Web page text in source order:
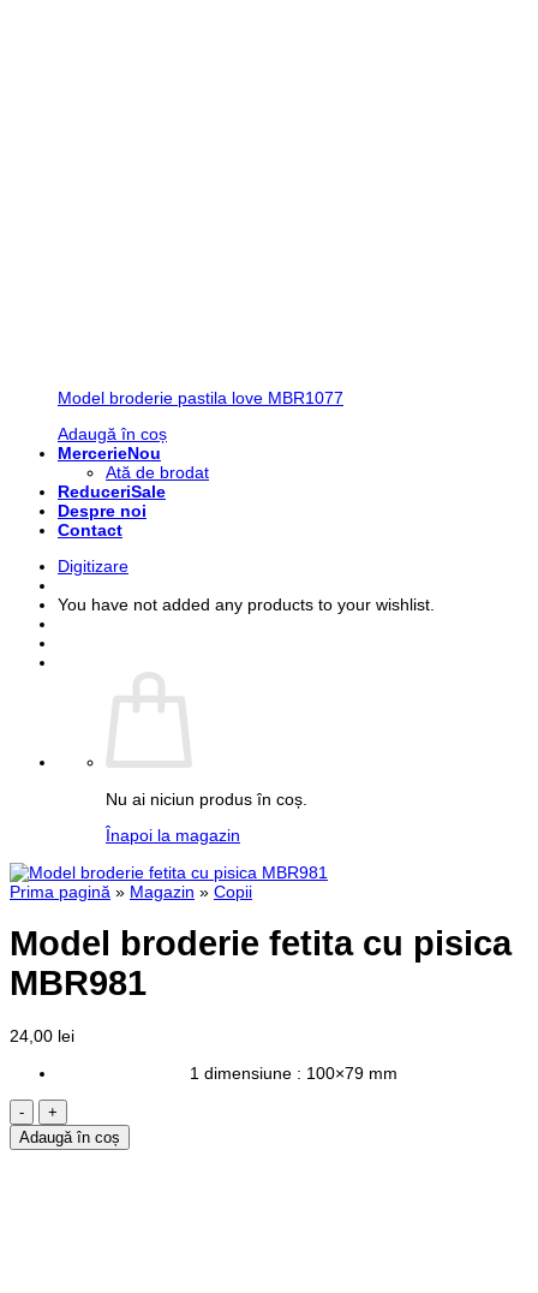
Model broderie pastila love MBR1077
Adaugă în coș
Mercerie
Ată de brodat
Reduceri
Despre noi
Contact
Digitizare
You have not added any products to your wishlist.
Nu ai niciun produs în coș.
Înapoi la magazin
Prima pagină » Magazin » Copii
Model broderie fetita cu pisica
MBR981
24,00 lei
1 dimensiune : 100×79 mm
Cantitate
Model
broderie
Adaugă în coș